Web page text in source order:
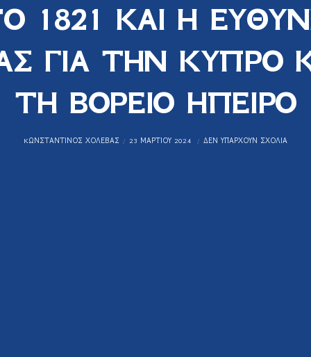
1821 ΚΑΙ Η
ΓΙΑ ΤΗΝ ΚΥΠΡΟ
ΤΗ ΒΟΡΕΙΟ ΗΠΕΙΡΟ
KΩΝΣΤΑΝΤΊΝΟΣ ΧΟΛΈΒΑΣ 23 ΜΑΡΤΊΟΥ 2024 ΔΕΝ ΥΠΆΡΧΟΥΝ ΣΧΌΛΙΑ